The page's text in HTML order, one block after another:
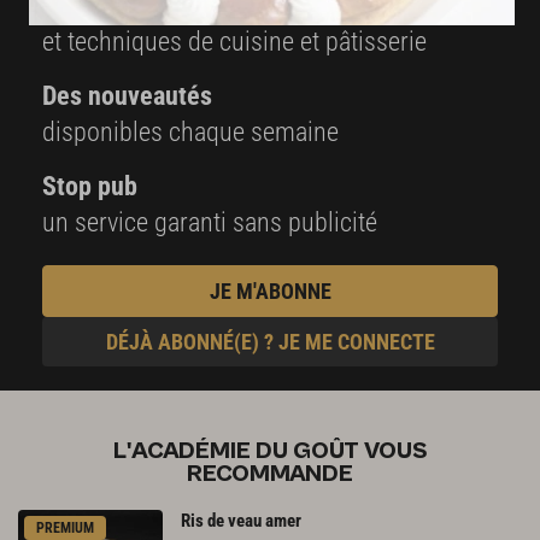
et techniques de cuisine et pâtisserie
Des nouveautés
disponibles chaque semaine
Stop pub
un service garanti sans publicité
JE M'ABONNE
DÉJÀ ABONNÉ(E) ? JE ME CONNECTE
L'ACADÉMIE DU GOÛT VOUS
RECOMMANDE
PREMIUM Risdeveauamer